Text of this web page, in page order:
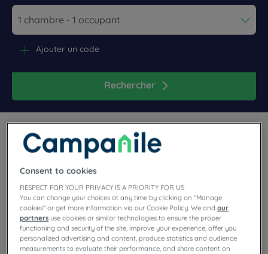
Navigate forward to interact with the calendar and select a
Navigate backward to interact
Rechercher
Ajouter un code
Vous cherchez un hôtel confortable et facile d’accès pour
découvrir la Bretagnetout en restant mobile pendant votre
séjour ? Les hôtels Campanile vous proposent un cadre
fonctionnel qui convient aussi bien aux itinérances qu’aux
Consent to cookies
RESPECT FOR YOUR PRIVACY IS A PRIORITY FOR US
You can change your choices at any time by clicking on "Manage
cookies" or get more information via our Cookie Policy. We andour
partners use cookies or similar technologies to ensure the proper
functioning and security of the site, improve your experience, offer you
personalized advertising and content, produce statistics and audience
measurements to evaluate their performance, and share content on